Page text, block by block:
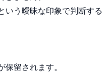
いう曖昧な印象で判断する
留されます。